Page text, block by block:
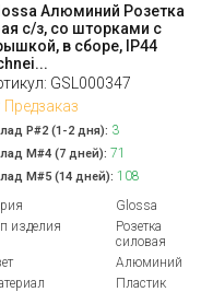
Алюминий Розетка
с/з, со шторками с
в сборе, IP44
GSL000347
Предзаказ
Р#2 (1-2 дня): 3
М#4 (7 дней): 71
М#5 (14 дней): 108
Glossa
изделия
Розетка
силовая
Алюминий
Пластик